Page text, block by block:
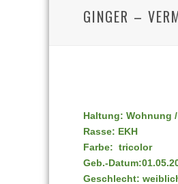
GINGER –
Haltung: Wohnung
Rasse: EKH
Farbe: tricolor
Geb.-
Geschlecht: